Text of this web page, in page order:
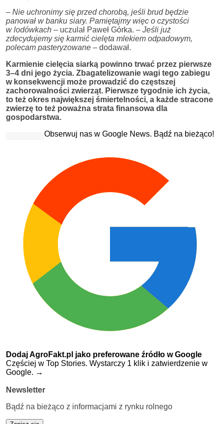
– Nie uchronimy się przed chorobą, jeśli brud będzie
panował w banku siary. Pamiętajmy więc o czystości
w lodówkach – uczulał Paweł Górka. – Jeśli już
zdecydujemy się karmić cielęta mlekiem odpadowym,
polecam pasteryzowane – dodawał.
Karmienie cielęcia siarką powinno trwać przez pierwsze
3–4 dni jego życia. Zbagatelizowanie wagi tego zabiegu
w konsekwencji może prowadzić do częstszej
zachorowalności zwierząt. Pierwsze tygodnie ich życia,
to też okres największej śmiertelności, a każde stracone
zwierzę to też poważna strata finansowa dla
gospodarstwa.
Obserwuj nas w Google News. Bądź na bieżąco!
Dodaj AgroFakt.pl jako preferowane źródło w Google
Częściej w Top Stories. Wystarczy 1 klik i zatwierdzenie w
Google. →
Newsletter
Bądź na bieżąco z informacjami z rynku rolnego